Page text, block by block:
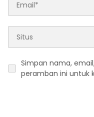
Simpan nama,
peramban ini untuk